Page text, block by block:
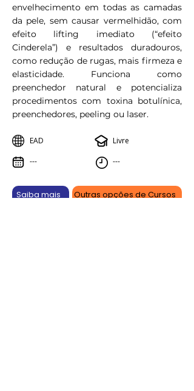
envelhecimento em todas as camadas
da pele, sem causar vermelhidão, com
efeito lifting imediato (“efeito
Cinderela”) e resultados duradouros,
como redução de rugas, mais firmeza e
elasticidade. Funciona como
preenchedor natural e potencializa
procedimentos com toxina botulínica,
preenchedores, peeling ou laser.
EAD
---
Livre
---
Saiba mais Outras opções de Cursos